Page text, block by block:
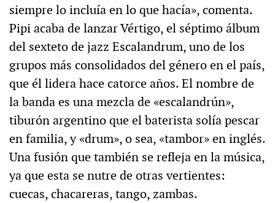
siempre lo incluía en lo que hacía», comenta.
Pipi acaba de lanzar Vértigo, el séptimo álbum
del sexteto de jazz Escalandrum, uno de los
grupos más consolidados del género en el país,
que él lidera hace catorce años. El nombre de
la banda es una mezcla de «escalandrún»,
tiburón argentino que el baterista solía pescar
en familia, y «drum», o sea, «tambor» en inglés.
Una fusión que también se refleja en la música,
ya que esta se nutre de otras vertientes:
cuecas, chacareras, tango, zambas.